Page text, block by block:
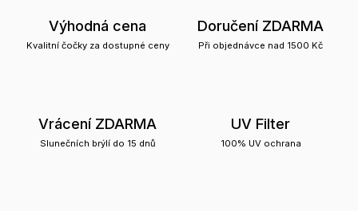
Výhodná cena
Kvalitní čočky za dostupné ceny
Doručení ZDARMA
Při objednávce nad 1500 Kč
Vrácení ZDARMA
Slunečních brýlí do 15 dnů
UV Filter
100% UV ochrana